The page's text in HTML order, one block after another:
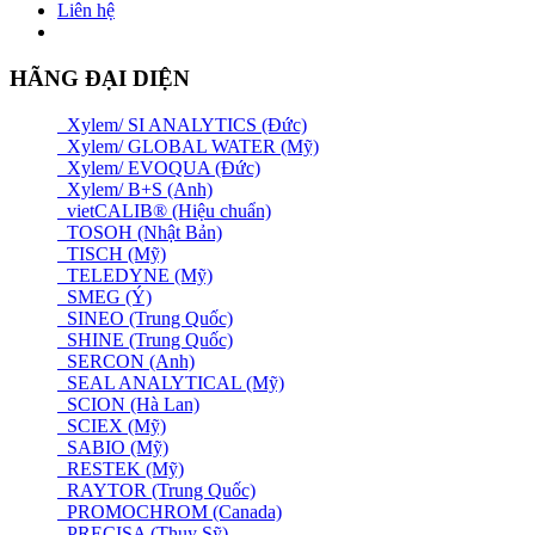
Liên hệ
HÃNG ĐẠI DIỆN
Xylem/ SI ANALYTICS (Đức)
Xylem/ GLOBAL WATER (Mỹ)
Xylem/ EVOQUA (Đức)
Xylem/ B+S (Anh)
vietCALIB® (Hiệu chuẩn)
TOSOH (Nhật Bản)
TISCH (Mỹ)
TELEDYNE (Mỹ)
SMEG (Ý)
SINEO (Trung Quốc)
SHINE (Trung Quốc)
SERCON (Anh)
SEAL ANALYTICAL (Mỹ)
SCION (Hà Lan)
SCIEX (Mỹ)
SABIO (Mỹ)
RESTEK (Mỹ)
RAYTOR (Trung Quốc)
PROMOCHROM (Canada)